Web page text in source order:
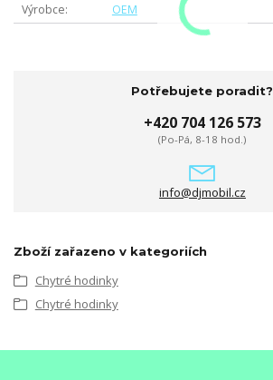
Výrobce OEM
Potřebujete poradit?
+420 704 126 573
(Po-Pá, 8-18 hod.)
info@djmobil.cz
Zboží zařazeno v kategoriích
Chytré hodinky
Chytré hodinky